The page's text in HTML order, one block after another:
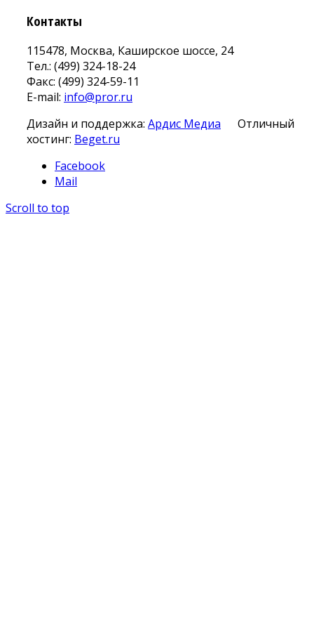
Контакты
115478, Москва, Каширское шоссе, 24
Тел.: (499) 324-18-24
Факс: (499) 324-59-11
E-mail: info@pror.ru
Дизайн и поддержка: Ардис Медиа
Отличный
хостинг: Beget.ru
Facebook
Mail
Scroll to top